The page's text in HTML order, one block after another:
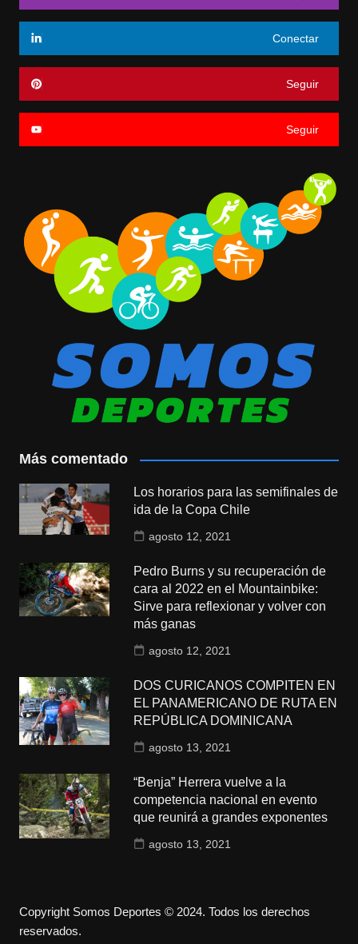
Conectar
Seguir
Seguir
Más comentado
Los horarios para las semifinales de
ida de la Copa Chile
agosto 12, 2021
Pedro Burns y su recuperación de
cara al 2022 en el Mountainbike:
Sirve para reflexionar y volver con
más ganas
agosto 12, 2021
DOS CURICANOS COMPITEN EN
EL PANAMERICANO DE RUTA EN
REPÚBLICA DOMINICANA
agosto 13, 2021
“Benja” Herrera vuelve a la
competencia nacional en evento
que reunirá a grandes exponentes
agosto 13, 2021
Copyright Somos Deportes © 2024. Todos los derechos
reservados.